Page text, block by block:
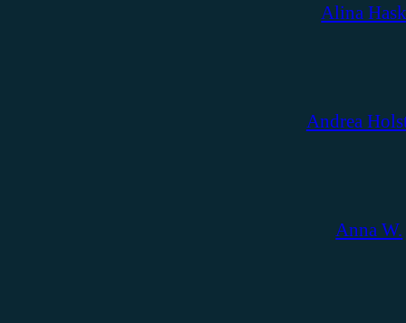
Alina
Andrea
Anna W.